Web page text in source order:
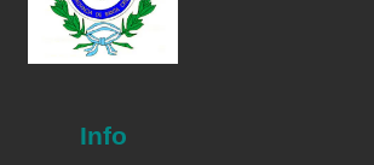
Info